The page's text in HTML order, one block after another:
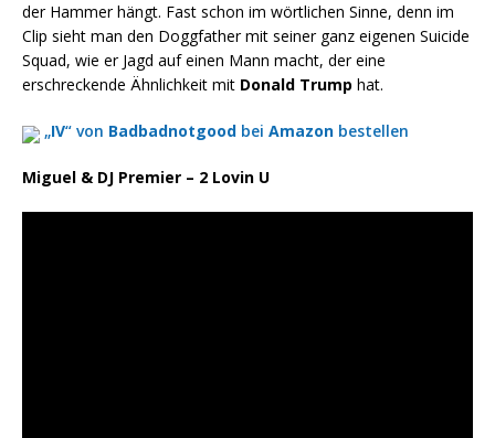
der Hammer hängt. Fast schon im wörtlichen Sinne, denn im
Clip sieht man den Doggfather mit seiner ganz eigenen Suicide
Squad, wie er Jagd auf einen Mann macht, der eine
erschreckende Ähnlichkeit mit Donald Trump hat.
„IV“ von Badbadnotgood bei Amazon bestellen
Miguel & DJ Premier – 2 Lovin U